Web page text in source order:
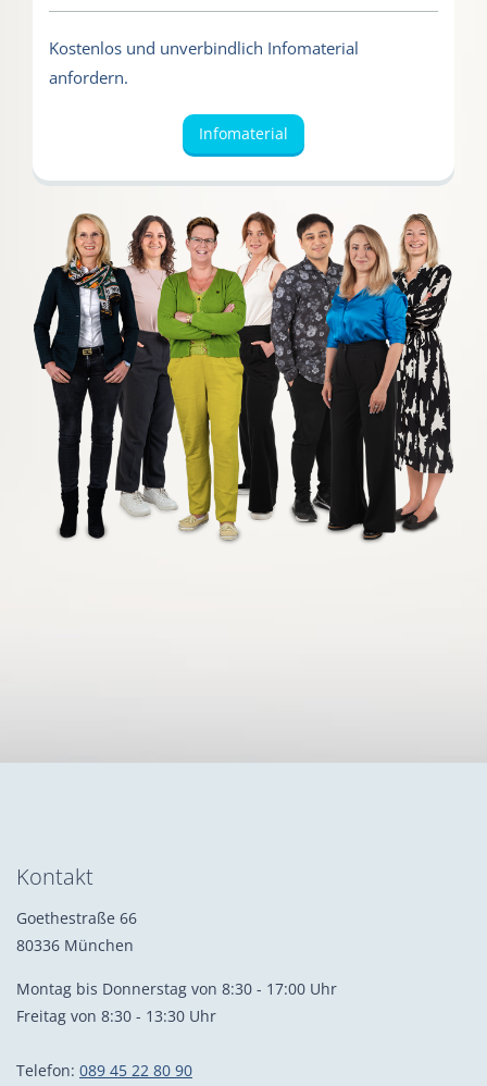
Kostenlos und unverbindlich Infomaterial
anfordern.
Infomaterial
Kontakt
Goethestraße 66
80336 München
Montag bis Donnerstag von 8:30 - 17:00 Uhr
Freitag von 8:30 - 13:30 Uhr
Telefon: 089 45 22 80 90